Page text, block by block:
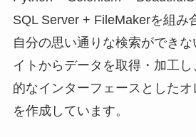
SQL Server + FileMakerを組み
自分の思い通りな検索ができ
イトからデータを取得・加工
的なインターフェースとしたオ
を作成しています。